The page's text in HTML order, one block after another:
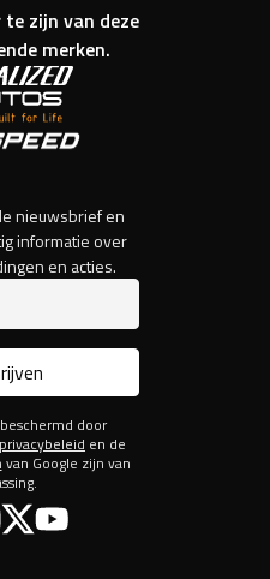
zijn van deze
merken.
nieuwsbrief en
informatie over
en acties.
door
privacybeleid en de
van Google zijn van
TwitterYouTube